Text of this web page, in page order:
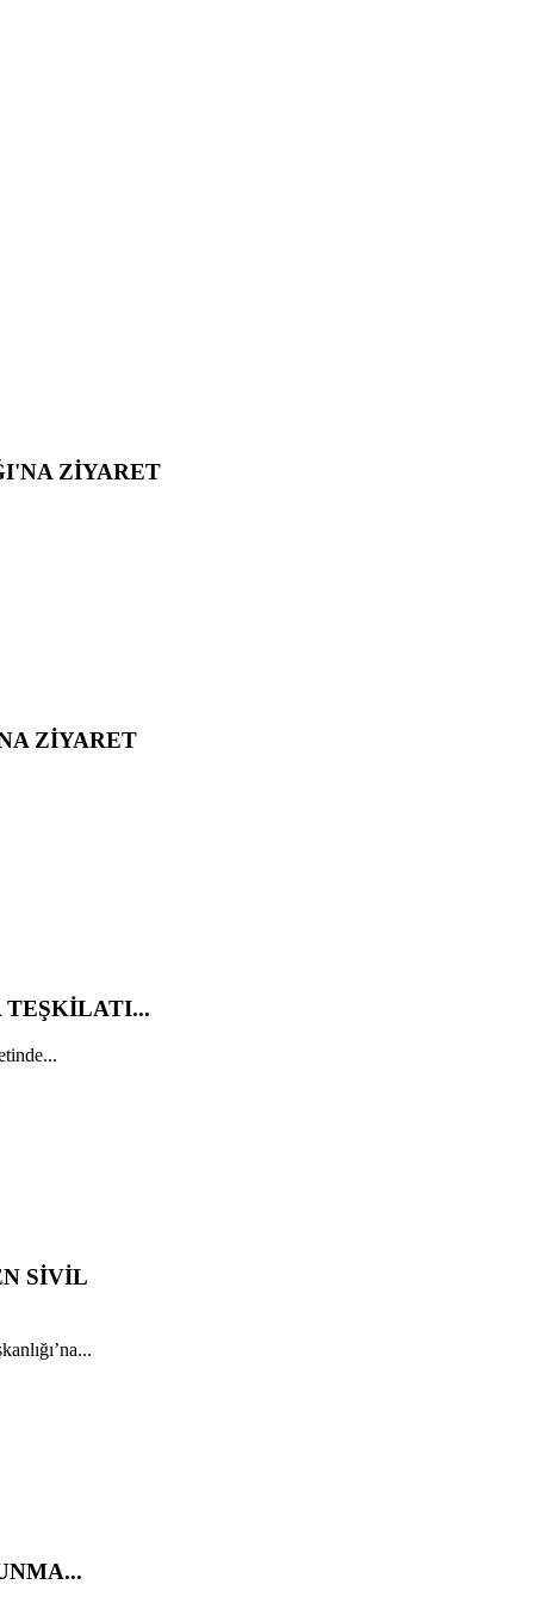
ZİYARET
ZİYARET
TEŞKİLATI...
SİVİL